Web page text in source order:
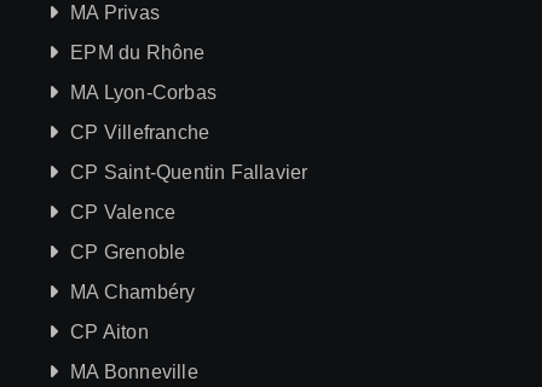
MA Privas
EPM du Rhône
MA Lyon-Corbas
CP Villefranche
CP Saint-Quentin Fallavier
CP Valence
CP Grenoble
MA Chambéry
CP Aiton
MA Bonneville